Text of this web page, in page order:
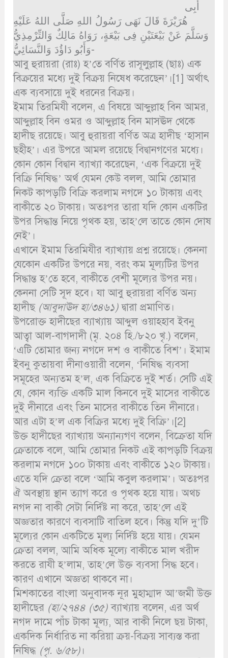
أَبِى
هُرَيْرَةَ قَالَ نَهَى رَسُولُ اللهِ صَلَّى اللهُ عَلَيْهِ
وَسَلَّمَ عَنْ بَيْعَتَيْنِ فِى بَيْعَةٍ، رَوَاهُ مَالِكٌ وَالتِّرْمِذِيُّ
وَأَبُو دَاؤُدَ وَالنَّسَائِيُّ-
আবু হুরায়রা (রাঃ) হ’তে বর্ণিত রাসূলুল্লাহ (ছাঃ) এক
বিক্রয়ের মধ্যে দুই বিক্রয় নিষেধ করেছেন’।[1] অর্থাৎ
এক ব্যবসায়ে দুই ধরনের বিক্রয়।
ইমাম তিরমিযী বলেন, এ বিষয়ে আব্দুল্লাহ বিন আমর,
আব্দুল্লাহ বিন ওমর ও আব্দুল্লাহ বিন মাসঊদ থেকে
হাদীছ রয়েছে। আবু হুরায়রা বর্ণিত অত্র হাদীছ ‘হাসান
ছহীহ’। এর উপরে আমল রয়েছে বিদ্বানগণের মধ্যে।
কোন কোন বিদ্বান ব্যাখ্যা করেছেন, ‘এক বিক্রয়ে দুই
বিক্রি নিষিদ্ধ’ অর্থ যেমন কেউ বলল, আমি তোমার
নিকট কাপড়টি বিক্রি করলাম নগদে ১০ টাকায় এবং
বাকীতে ২০ টাকায়। অতঃপর তারা যদি কোন একটির
উপর সিদ্ধান্ত নিয়ে পৃথক হয়, তাহ’লে তাতে কোন দোষ
নেই’।
এখানে ইমাম তিরমিযীর ব্যাখ্যায় প্রশ্ন রয়েছে। কেননা
যেকোন একটির উপরে নয়, বরং কম মূল্যটির উপর
সিদ্ধান্ত হ’তে হবে, বাকীতে বেশী মূল্যের উপর নয়।
কেননা সেটি সূদ হবে। যা আবু হুরায়রা বর্ণিত অন্য
হাদীছ (আবুদাঊদ হা/৩৪৬১) দ্বারা প্রমাণিত।
উপরোক্ত হাদীছের ব্যাখ্যায় আব্দুল ওয়াহহাব ইবনু
আত্বা আল-বাগদাদী (মৃ. ২০৪ হি./৮২০ খৃ.) বলেন,
‘এটি তোমার জন্য নগদে দশ ও বাকীতে বিশ’। ইমাম
ইবনু কুতায়বা দীনাওয়ারী বলেন, ‘নিষিদ্ধ ব্যবসা
সমূহের অন্যতম হ’ল, এক বিক্রিতে দুই শর্ত। সেটি এই
যে, কোন ব্যক্তি একটি মাল কিনবে দুই মাসের বাকীতে
দুই দীনারে এবং তিন মাসের বাকীতে তিন দীনারে।
আর এটা হ’ল এক বিক্রির মধ্যে দুই বিক্রি’।[2]
উক্ত হাদীছের ব্যাখ্যায় অন্যান্যগণ বলেন, বিক্রেতা যদি
ক্রেতাকে বলে, আমি তোমার নিকট এই কাপড়টি বিক্রয়
করলাম নগদে ১০০ টাকায় এবং বাকীতে ১২০ টাকায়।
এতে যদি ক্রেতা বলে ‘আমি কবুল করলাম’। অতঃপর
ঐ অবস্থায় স্থান ত্যাগ করে ও পৃথক হয়ে যায়। অথচ
নগদ না বাকী সেটা নির্দিষ্ট না করে, তাহ’লে এই
অজ্ঞতার কারণে ব্যবসাটি বাতিল হবে। কিন্তু যদি দু’টি
মূল্যের কোন একটিতে মূল্য নির্দিষ্ট হয়ে যায়। যেমন
ক্রেতা বলল, আমি অধিক মূল্যে বাকীতে মাল খরীদ
করতে রাযী হ’লাম, তাহ’লে উক্ত ব্যবসা সিদ্ধ হবে।
কারণ এখানে অজ্ঞতা থাকবে না।
মিশকাতের বাংলা অনুবাদক নূর মুহাম্মাদ আ’জমী উক্ত
হাদীছের (হা/২৭৪৪ (৩৫) ব্যাখ্যায় বলেন, এর অর্থ
নগদ দামে পাঁচ টাকা মূল্য, আর বাকী নিলে ছয় টাকা,
একদিক নির্ধারিত না করিয়া ক্রয়-বিক্রয় সাব্যস্ত করা
নিষিদ্ধ (পৃ. ৬/৫৮) ।